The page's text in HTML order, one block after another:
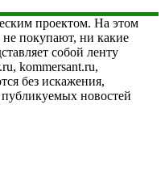
проектом. На этом
не покупают, ни какие
собой ленту
kommersant.ru,
без искажения,
публикуемых новостей